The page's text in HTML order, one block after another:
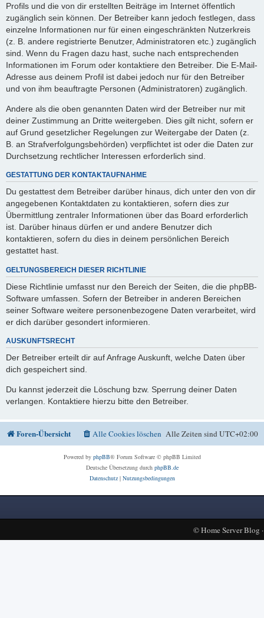
Profils und die von dir erstellten Beiträge im Internet öffentlich
zugänglich sein können. Der Betreiber kann jedoch festlegen, dass
einzelne Informationen nur für einen eingeschränkten Nutzerkreis
(z. B. andere registrierte Benutzer, Administratoren etc.) zugänglich
sind. Wenn du Fragen dazu hast, suche nach entsprechenden
Informationen im Forum oder kontaktiere den Betreiber. Die E-Mail-
Adresse aus deinem Profil ist dabei jedoch nur für den Betreiber
und von ihm beauftragte Personen (Administratoren) zugänglich.
Andere als die oben genannten Daten wird der Betreiber nur mit
deiner Zustimmung an Dritte weitergeben. Dies gilt nicht, sofern er
auf Grund gesetzlicher Regelungen zur Weitergabe der Daten (z.
B. an Strafverfolgungsbehörden) verpflichtet ist oder die Daten zur
Durchsetzung rechtlicher Interessen erforderlich sind.
GESTATTUNG DER KONTAKTAUFNAHME
Du gestattest dem Betreiber darüber hinaus, dich unter den von dir
angegebenen Kontaktdaten zu kontaktieren, sofern dies zur
Übermittlung zentraler Informationen über das Board erforderlich
ist. Darüber hinaus dürfen er und andere Benutzer dich
kontaktieren, sofern du dies in deinem persönlichen Bereich
gestattet hast.
GELTUNGSBEREICH DIESER RICHTLINIE
Diese Richtlinie umfasst nur den Bereich der Seiten, die die phpBB-
Software umfassen. Sofern der Betreiber in anderen Bereichen
seiner Software weitere personenbezogene Daten verarbeitet, wird
er dich darüber gesondert informieren.
AUSKUNFTSRECHT
Der Betreiber erteilt dir auf Anfrage Auskunft, welche Daten über
dich gespeichert sind.
Du kannst jederzeit die Löschung bzw. Sperrung deiner Daten
verlangen. Kontaktiere hierzu bitte den Betreiber.
Foren-Übersicht Alle Zeiten sindUTC+02:00
Alle Cookies löschen
Powered by phpBB® Forum Software © phpBB Limited
Deutsche Übersetzung durch phpBB.de
Datenschutz| Nutzungsbedingungen
©Home Server Blog